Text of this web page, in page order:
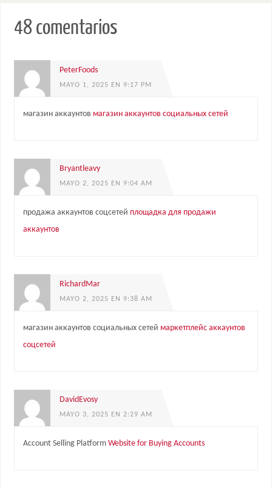
48 comentarios
PeterFoods
MAYO 1, 2025 EN 9:17 PM
магазин аккаунтов магазин аккаунтов социальных сетей
Bryantleavy
MAYO 2, 2025 EN 9:04 AM
продажа аккаунтов соцсетей площадка для продажи
аккаунтов
RichardMar
MAYO 2, 2025 EN 9:38 AM
магазин аккаунтов социальных сетей маркетплейс аккаунтов
соцсетей
DavidEvosy
MAYO 3, 2025 EN 2:29 AM
Account Selling Platform Website for Buying Accounts